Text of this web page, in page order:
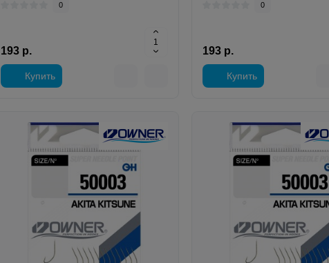
0
193 р.
Купить
0
193 р.
Купить